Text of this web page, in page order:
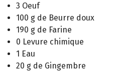
3 Oeuf
100 g de Beurre doux
190 g de Farine
0 Levure chimique
1 Eau
20 g de Gingembre